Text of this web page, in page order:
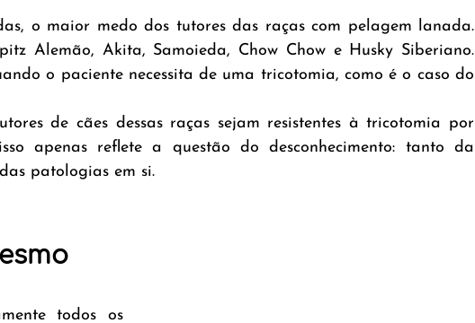
o maior medo dos tutores das raças com pelagem lanada.
Alemão, Akita, Samoieda, Chow Chow e Husky Siberiano.
o paciente necessita de uma tricotomia, como é o caso do
de cães dessas raças sejam resistentes à tricotomia por
apenas reflete a questão do desconhecimento: tanto da
patologias em si.
todos os